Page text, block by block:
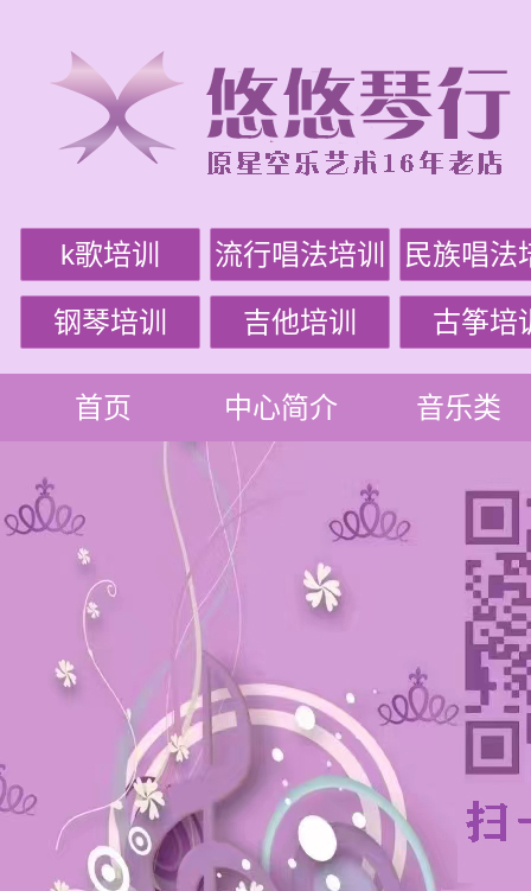
k歌培训 流行唱法培训 民族唱法
钢琴培训 吉他培训 古筝培
首页 中心简介 音乐类